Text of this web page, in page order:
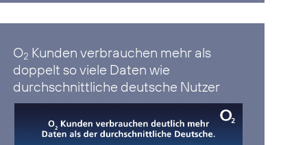
O2 Kunden verbrauchen mehr als
doppelt so viele Daten wie
durchschnittliche deutsche Nutzer